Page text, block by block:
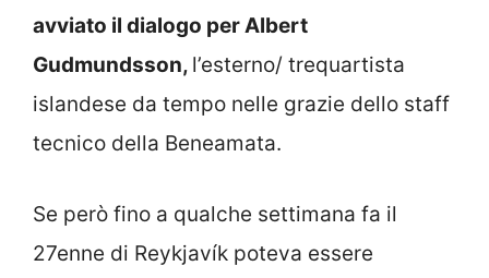
avviato il dialogo per Albert
Gudmundsson, l’esterno/ trequartista
islandese da tempo nelle grazie dello staff
tecnico della Beneamata.
Se però fino a qualche settimana fa il
27enne di Reykjavík poteva essere